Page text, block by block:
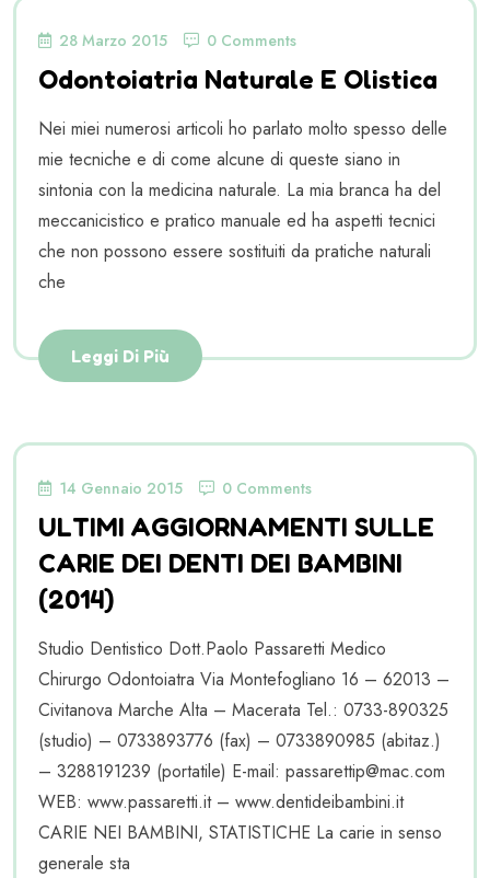
28 Marzo 2015 0 Comments
Odontoiatria Naturale E Olistica
Nei miei numerosi articoli ho parlato molto spesso delle
mie tecniche e di come alcune di queste siano in
sintonia con la medicina naturale. La mia branca ha del
meccanicistico e pratico manuale ed ha aspetti tecnici
che non possono essere sostituiti da pratiche naturali
che
Leggi Di Più
14 Gennaio 2015 0 Comments
ULTIMI AGGIORNAMENTI SULLE
CARIE DEI DENTI DEI BAMBINI
(2014)
Studio Dentistico Dott.Paolo Passaretti Medico
Chirurgo Odontoiatra Via Montefogliano 16 – 62013 –
Civitanova Marche Alta – Macerata Tel.: 0733-890325
(studio) – 0733893776 (fax) – 0733890985 (abitaz.)
– 3288191239 (portatile) E-mail: passarettip@mac.com
WEB: www.passaretti.it – www.dentideibambini.it
CARIE NEI BAMBINI, STATISTICHE La carie in senso
generale sta